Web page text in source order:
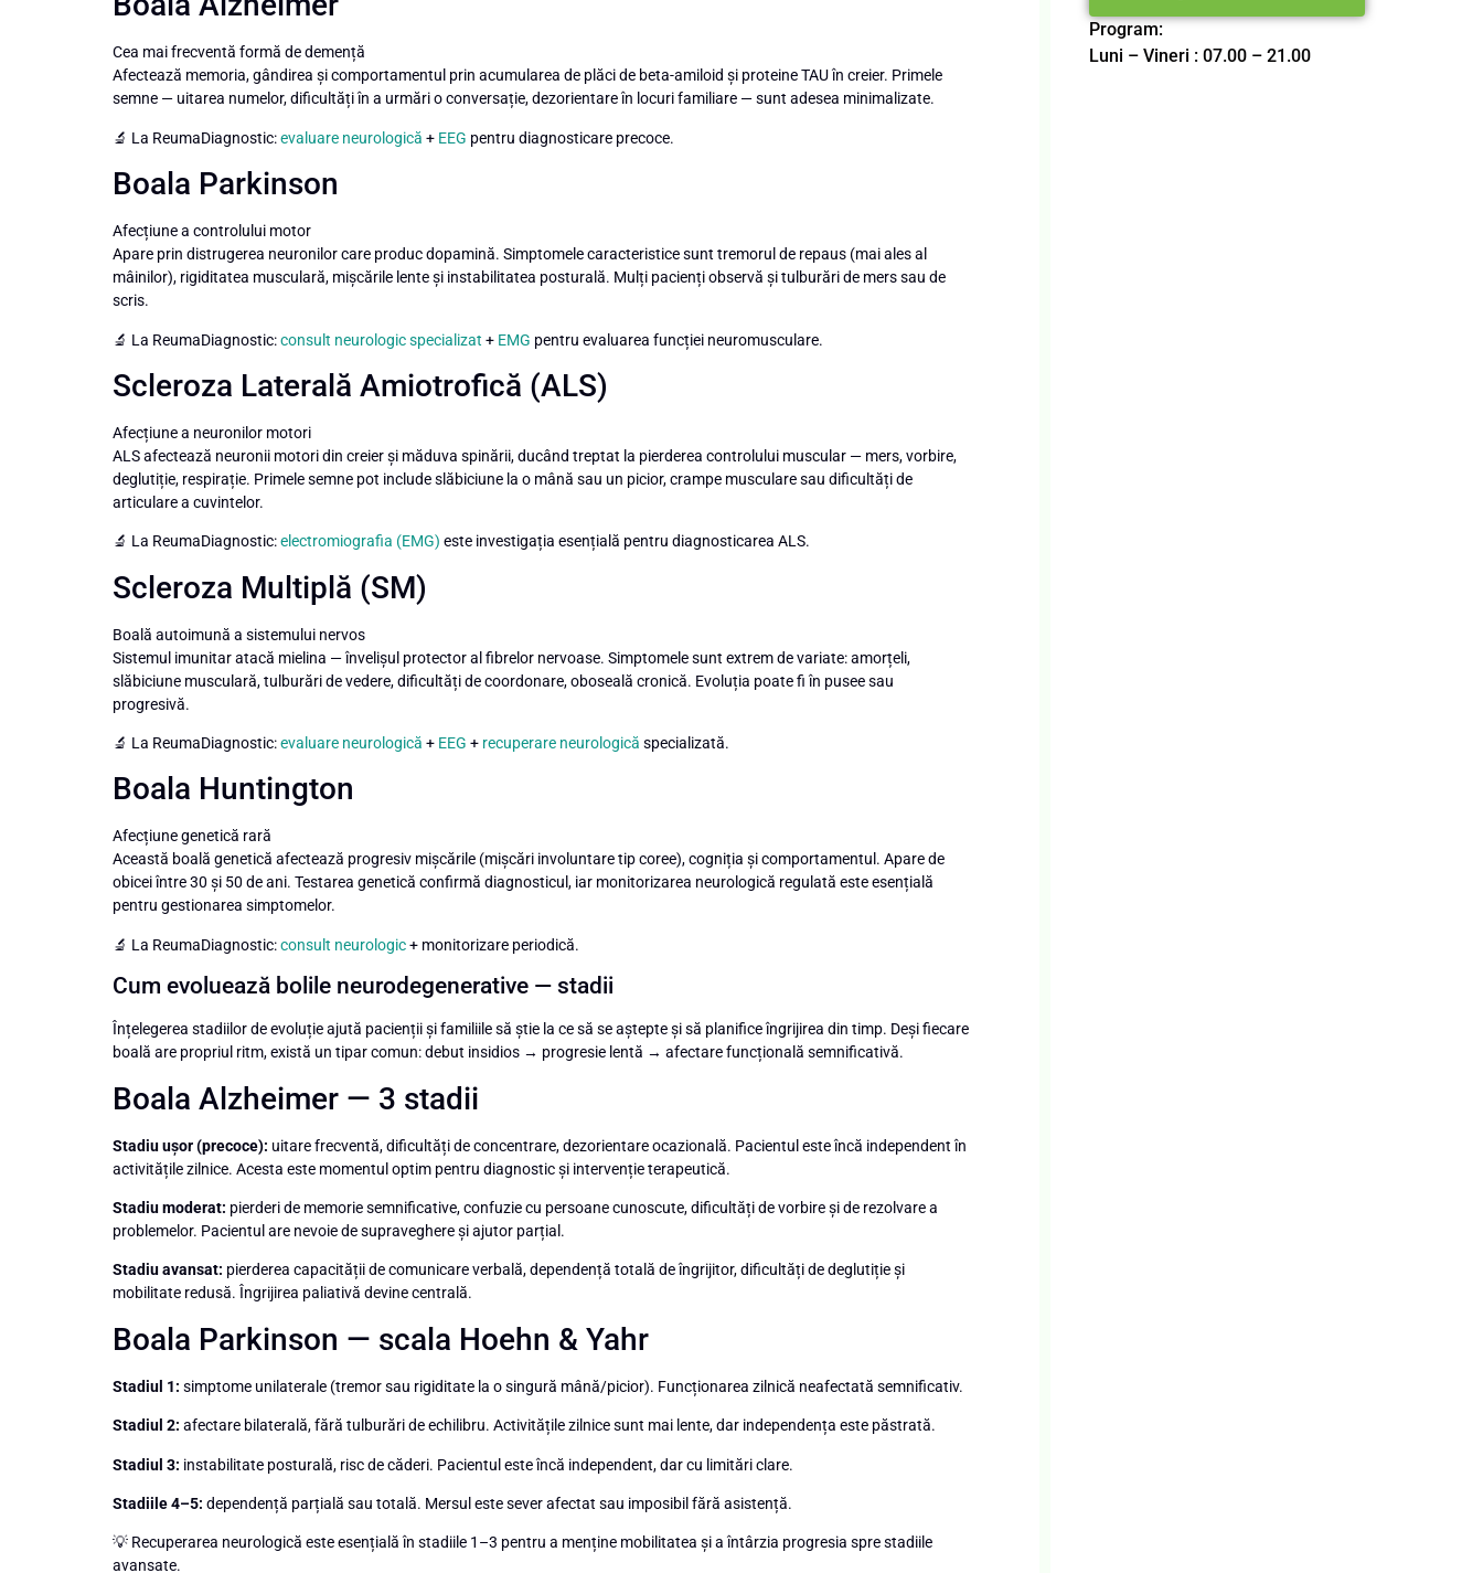
Cea mai frecventă formă de demență
Afectează memoria, gândirea și comportamentul prin acumularea de plăci de beta-amiloid și proteine TAU în creier. Primele
semne — uitarea numelor, dificultăți în a urmări o conversație, dezorientare în locuri familiare — sunt adesea minimalizate.
🔬 La ReumaDiagnostic:evaluare neurologică + EEG pentru diagnosticare precoce.
Boala Parkinson
Afecțiune a controlului motor
Apare prin distrugerea neuronilor care produc dopamină. Simptomele caracteristice sunt tremorul de repaus (mai ales al
mâinilor), rigiditatea musculară, mișcările lente și instabilitatea posturală. Mulți pacienți observă și tulburări de mers sau de
scris.
🔬 La ReumaDiagnostic:consult neurologic specializat + EMG pentru evaluarea funcției neuromusculare.
Scleroza Laterală Amiotrofică (ALS)
Afecțiune a neuronilor motori
ALS afectează neuronii motori din creier și măduva spinării, ducând treptat la pierderea controlului muscular — mers, vorbire,
deglutiție, respirație. Primele semne pot include slăbiciune la o mână sau un picior, crampe musculare sau dificultăți de
articulare a cuvintelor.
🔬 La ReumaDiagnostic:electromiografia (EMG) este investigația esențială pentru diagnosticarea ALS.
Scleroza Multiplă (SM)
Boală autoimună a sistemului nervos
Sistemul imunitar atacă mielina — învelișul protector al fibrelor nervoase. Simptomele sunt extrem de variate: amorțeli,
slăbiciune musculară, tulburări de vedere, dificultăți de coordonare, oboseală cronică. Evoluția poate fi în pusee sau
progresivă.
🔬 La ReumaDiagnostic:evaluare neurologică + EEG + recuperare neurologică specializată.
Boala Huntington
Afecțiune genetică rară
Această boală genetică afectează progresiv mișcările (mișcări involuntare tip coree), cogniția și comportamentul. Apare de
obicei între 30 și 50 de ani. Testarea genetică confirmă diagnosticul, iar monitorizarea neurologică regulată este esențială
pentru gestionarea simptomelor.
🔬 La ReumaDiagnostic:consult neurologic+ monitorizare periodică.
Cum evoluează bolile neurodegenerative — stadii
Înțelegerea stadiilor de evoluție ajută pacienții și familiile să știe la ce să se aștepte și să planifice îngrijirea din timp. Deși fiecare
boală are propriul ritm, există un tipar comun: debut insidios → progresie lentă → afectare funcțională semnificativă.
Boala Alzheimer — 3 stadii
Stadiu ușor (precoce): uitare frecventă, dificultăți de concentrare, dezorientare ocazională. Pacientul este încă independent în
activitățile zilnice. Acesta este momentul optim pentru diagnostic și intervenție terapeutică.
Stadiu moderat: pierderi de memorie semnificative, confuzie cu persoane cunoscute, dificultăți de vorbire și de rezolvare a
problemelor. Pacientul are nevoie de supraveghere și ajutor parțial.
Stadiu avansat: pierderea capacității de comunicare verbală, dependență totală de îngrijitor, dificultăți de deglutiție și
mobilitate redusă. Îngrijirea paliativă devine centrală.
Boala Parkinson — scala Hoehn & Yahr
Stadiul 1: simptome unilaterale (tremor sau rigiditate la o singură mână/picior). Funcționarea zilnică neafectată semnificativ.
Stadiul 2: afectare bilaterală, fără tulburări de echilibru. Activitățile zilnice sunt mai lente, dar independența este păstrată.
Stadiul 3: instabilitate posturală, risc de căderi. Pacientul este încă independent, dar cu limitări clare.
Stadiile 4–5: dependență parțială sau totală. Mersul este sever afectat sau imposibil fără asistență.
💡 Recuperarea neurologică este esențială în stadiile 1–3 pentru a menține mobilitatea și a întârzia progresia spre stadiile
avansate.
Program:
Luni – Vineri : 07.00 – 21.00